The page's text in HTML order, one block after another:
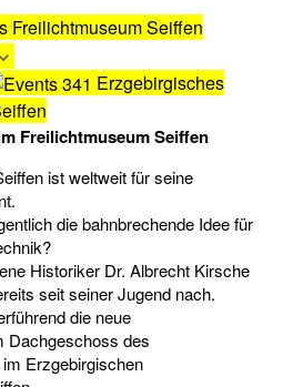
Freilichtmuseum Seiffen
Erzgebirgisches
Freilichtmuseum Seiffen
ist weltweit für seine
die bahnbrechende Idee für
Historiker Dr. Albrecht Kirsche
seit seiner Jugend nach.
die neue
Dachgeschoss des
Erzgebirgischen